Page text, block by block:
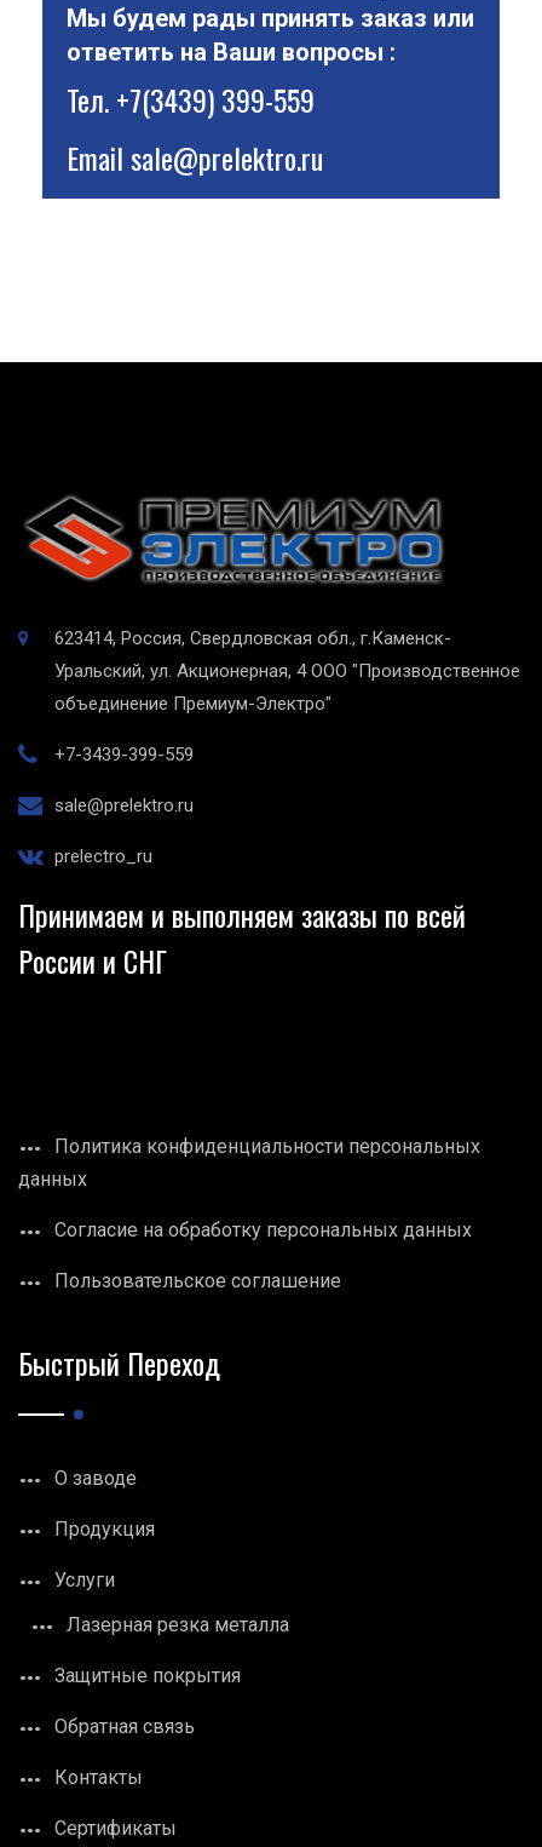
Мы будем рады принять заказ или
ответить на Ваши вопросы :
Тел.+7(3439) 399-559
Emailsale@prelektro.ru
623414, Россия, Свердловская обл., г.Каменск-
Уральский, ул. Акционерная, 4 ООО "Производственное
объединение Премиум-Электро"
+7-3439-399-559
sale@prelektro.ru
prelectro_ru
Принимаем и выполняем заказы по всей
России и СНГ
Политика конфиденциальности персональных
данных
Согласие на обработку персональных данных
Пользовательское соглашение
Быстрый Переход
О заводе
Продукция
Услуги
Лазерная резка металла
Защитные покрытия
Обратная связь
Контакты
Сертификаты